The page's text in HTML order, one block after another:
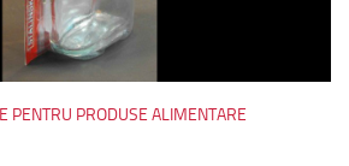
PENTRU PRODUSE ALIMENTARE